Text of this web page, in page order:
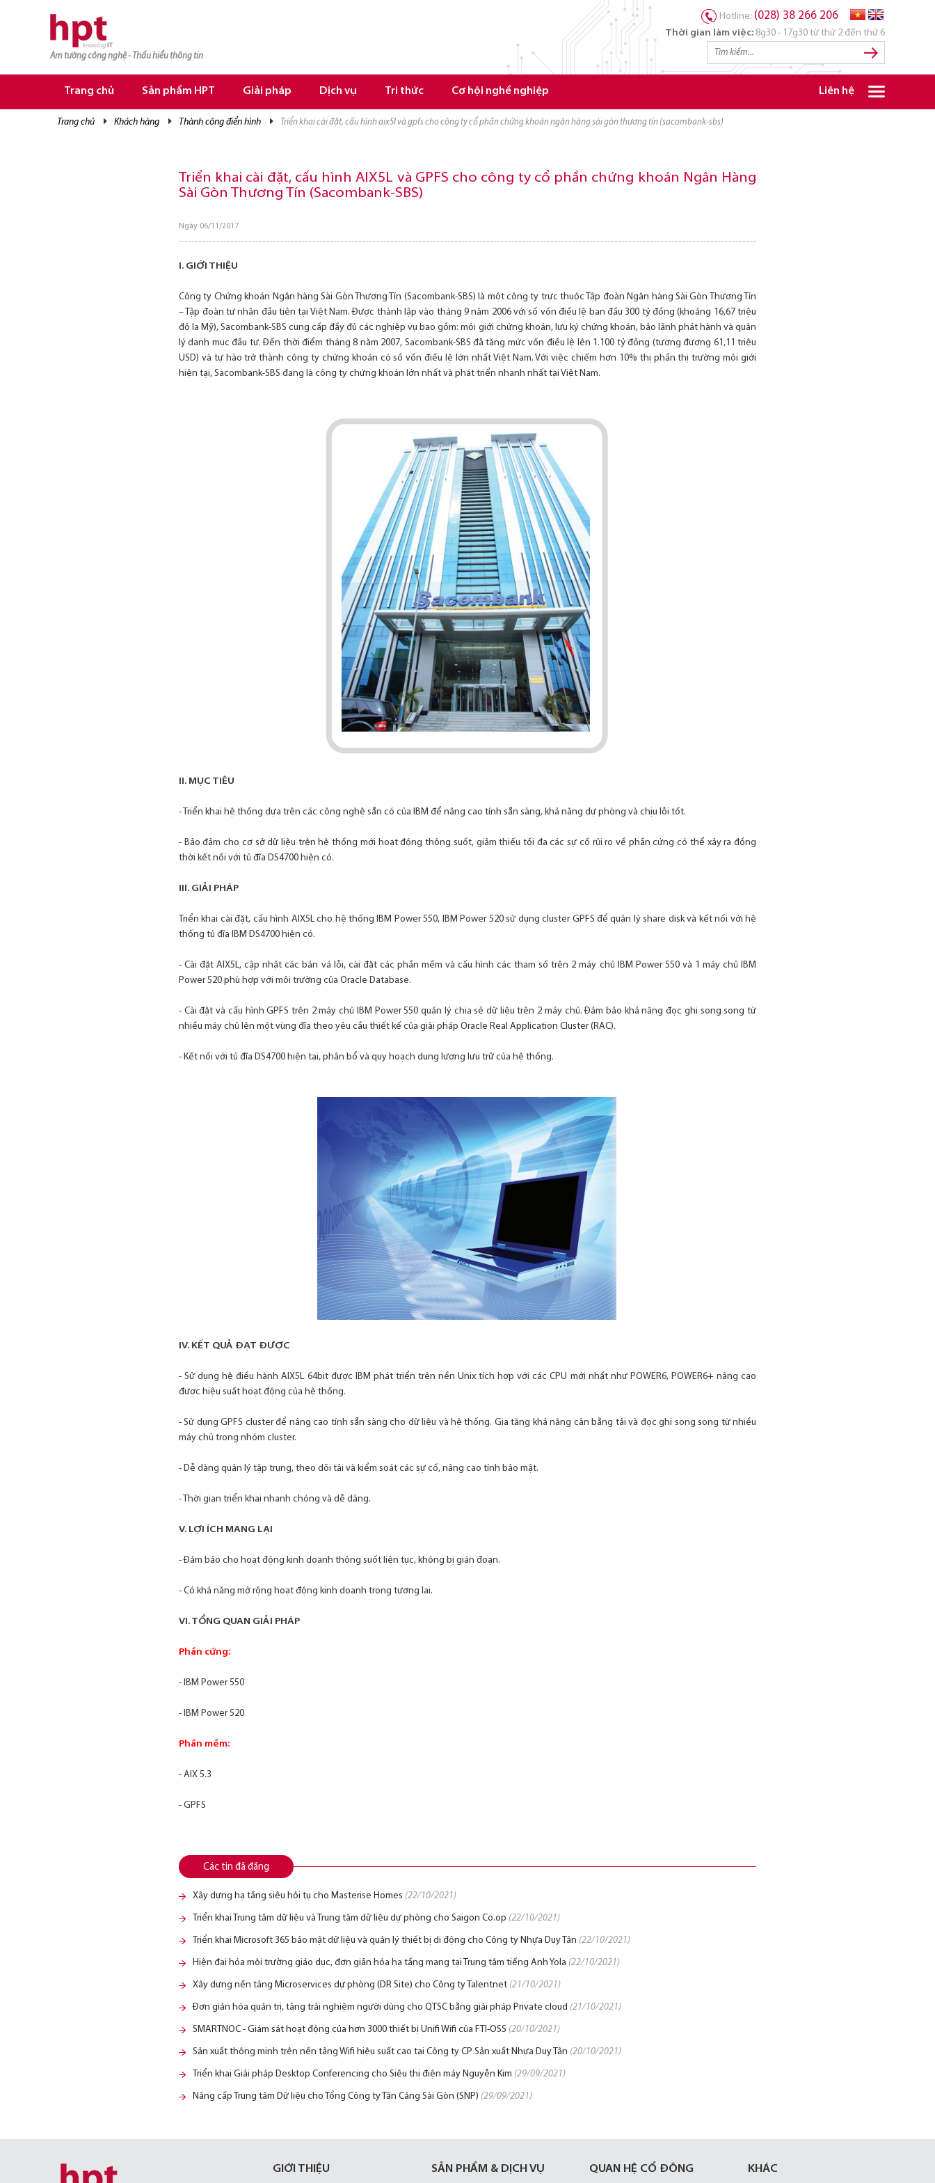
Am tường công nghệ - Thấu hiểu thông tin
Hotline: (028) 38 266 206
Thời gian làm việc: 8g30 - 17g30 từ thứ 2 đến thứ 6
Trang chủ Sản phẩm HPT Giải pháp Dịch vụ Tri thức Cơ hội nghề nghiệp Liên hệ
trang chủ khách hàng thành công điển hình triển khai cài đặt, cấu hình aix5l và gpfs cho công ty cổ phần chứng khoán ngân hàng sài gòn thương tín (sacombank-sbs)
Triển khai cài đặt, cấu hình AIX5L và GPFS cho công ty cổ phần chứng khoán Ngân Hàng
Sài Gòn Thương Tín (Sacombank-SBS)
Ngày 06/11/2017
I. GIỚI THIỆU
Công ty Chứng khoán Ngân hàng Sài Gòn Thương Tín (Sacombank-SBS) là một công ty trực thuộc Tập đoàn Ngân hàng Sài Gòn Thương Tín
– Tập đoàn tư nhân đầu tiên tại Việt Nam. Được thành lập vào tháng 9 năm 2006 với số vốn điều lệ ban đầu 300 tỷ đồng (khoảng 16,67 triệu
đô la Mỹ), Sacombank-SBS cung cấp đầy đủ các nghiệp vụ bao gồm: môi giới chứng khoán, lưu ký chứng khoán, bảo lãnh phát hành và quản
lý danh mục đầu tư. Đến thời điểm tháng 8 năm 2007, Sacombank-SBS đã tăng mức vốn điều lệ lên 1.100 tỷ đồng (tương đương 61,11 triệu
USD) và tự hào trở thành công ty chứng khoán có số vốn điều lệ lớn nhất Việt Nam. Với việc chiếm hơn 10% thị phần thị trường môi giới
hiện tại, Sacombank-SBS đang là công ty chứng khoán lớn nhất và phát triển nhanh nhất tại Việt Nam.
II. MỤC TIÊU
- Triển khai hệ thống dựa trên các công nghệ sẵn có của IBM để nâng cao tính sẵn sàng, khả năng dự phòng và chịu lỗi tốt.
- Bảo đảm cho cơ sở dữ liệu trên hệ thống mới hoạt động thông suốt, giảm thiếu tối đa các sự cố rủi ro về phần cứng có thể xảy ra đồng
thời kết nối với tủ đĩa DS4700 hiện có.
III. GIẢI PHÁP
Triển khai cài đặt, cấu hình AIX5L cho hệ thống IBM Power 550, IBM Power 520 sử dụng cluster GPFS để quản lý share disk và kết nối với hệ
thống tủ đĩa IBM DS4700 hiện có.
- Cài đặt AIX5L, cập nhật các bản vá lỗi, cài đặt các phần mềm và cấu hình các tham số trên 2 máy chủ IBM Power 550 và 1 máy chủ IBM
Power 520 phù hợp với môi trường của Oracle Database.
- Cài đặt và cấu hình GPFS trên 2 máy chủ IBM Power 550 quản lý chia sẻ dữ liệu trên 2 máy chủ. Đảm bảo khả năng đọc ghi song song từ
nhiều máy chủ lên một vùng đĩa theo yêu cầu thiết kế của giài pháp Oracle Real Application Cluster (RAC).
- Kết nối với tủ đĩa DS4700 hiện tại, phân bổ và quy hoạch dung lượng lưu trữ của hệ thống.
IV. KẾT QUẢ ĐẠT ĐƯỢC
- Sử dụng hệ điều hành AIX5L 64bit được IBM phát triển trên nền Unix tích hợp với các CPU mới nhất như POWER6, POWER6+ nâng cao
được hiệu suất hoạt động của hệ thống.
- Sử dụng GPFS cluster để nâng cao tính sẵn sàng cho dữ liệu và hệ thống. Gia tăng khả năng cân bằng tải và đọc ghi song song từ nhiều
máy chủ trong nhóm cluster.
- Dễ dàng quản lý tập trung, theo dõi tải và kiểm soát các sự cố, nâng cao tính bảo mật.
- Thời gian triển khai nhanh chóng và dễ dàng.
V. LỢI ÍCH MANG LẠI
- Đảm bảo cho hoạt động kinh doanh thông suốt liên tục, không bị gián đoạn.
- Có khả năng mở rộng hoạt động kinh doanh trong tương lai.
VI. TỔNG QUAN GIẢI PHÁP
Phần cứng:
- IBM Power 550
- IBM Power 520
Phần mềm:
- AIX 5.3
- GPFS
Các tin đã đăng
Xây dựng hạ tầng siêu hội tụ cho Masterise Homes (22/10/2021)
Triển khai Trung tâm dữ liệu và Trung tâm dữ liệu dự phòng cho Saigon Co.op (22/10/2021)
Triển khai Microsoft 365 bảo mật dữ liệu và quản lý thiết bị di động cho Công ty Nhựa Duy Tân (22/10/2021)
Hiện đại hóa môi trường giáo dục, đơn giản hóa hạ tầng mạng tại Trung tâm tiếng Anh Yola (22/10/2021)
Xây dựng nền tảng Microservices dự phòng (DR Site) cho Công ty Talentnet (21/10/2021)
Đơn giản hóa quản trị, tăng trải nghiệm người dùng cho QTSC bằng giải pháp Private cloud (21/10/2021)
SMARTNOC - Giám sát hoạt động của hơn 3000 thiết bị Unifi Wifi của FTI-OSS (20/10/2021)
Sản xuất thông minh trên nền tảng Wifi hiệu suất cao tại Công ty CP Sản xuất Nhựa Duy Tân (20/10/2021)
Triển khai Giải pháp Desktop Conferencing cho Siêu thị điện máy Nguyễn Kim (29/09/2021)
Nâng cấp Trung tâm Dữ liệu cho Tổng Công ty Tân Cảng Sài Gòn (SNP) (29/09/2021)
GIỚI THIỆU SẢN PHẨM & DỊCH VỤ QUAN HỆ CỔ ĐÔNG KHÁC
TRANG CHỦ
TRANG CHỦ